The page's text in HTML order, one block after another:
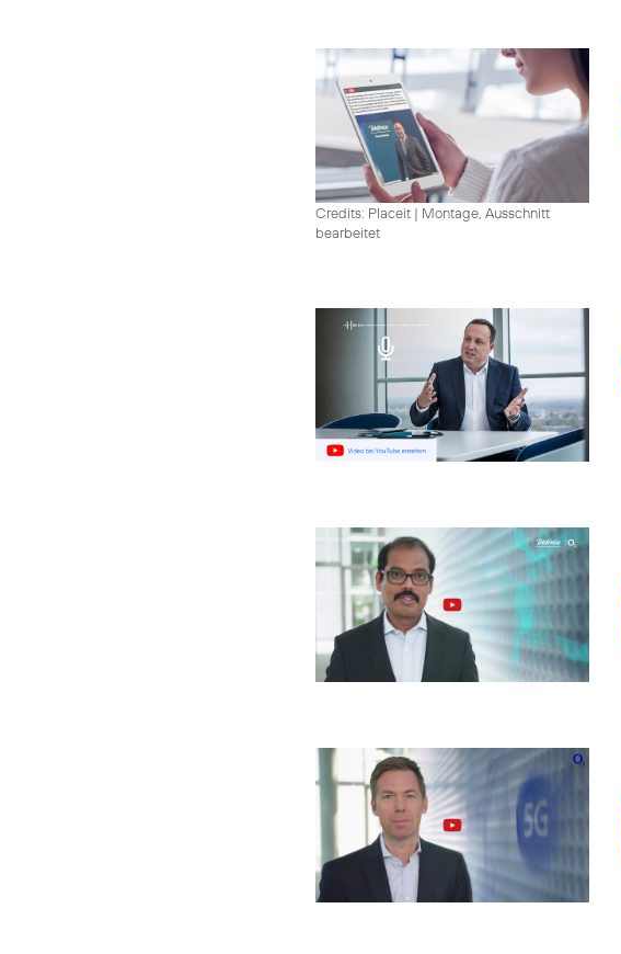
Credits: Placeit | Montage, Ausschnitt
bearbeitet